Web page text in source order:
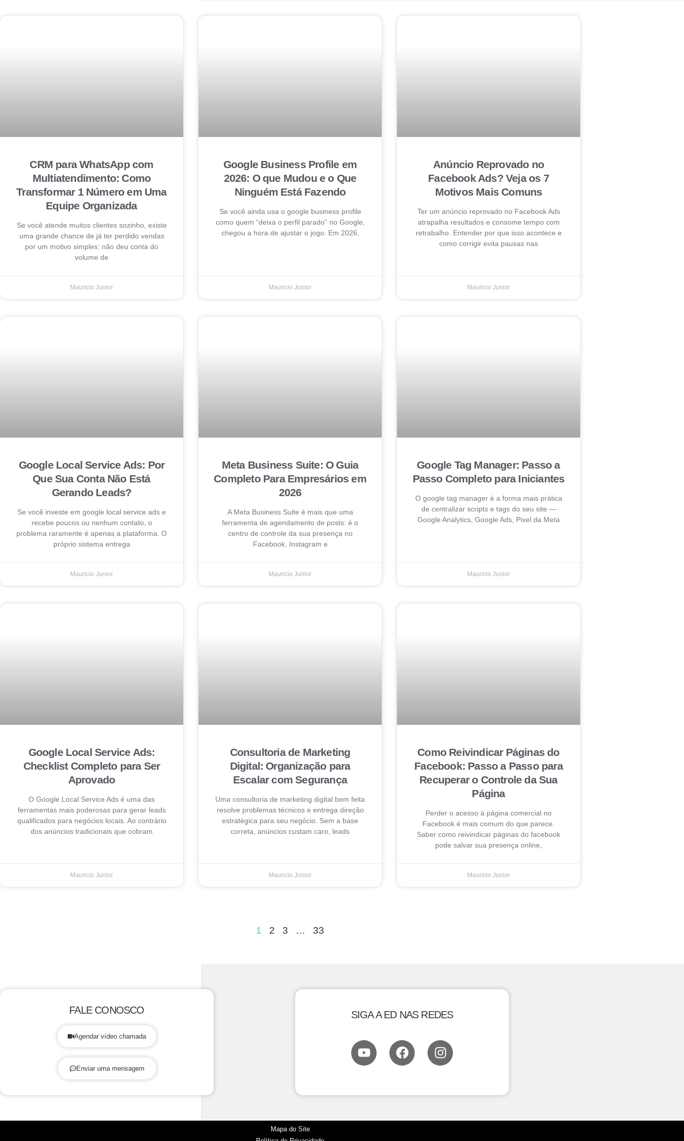
CRM para WhatsApp com
Multiatendimento: Como
Transformar 1 Número em Uma
Equipe Organizada
Se você atende muitos clientes sozinho, existe
uma grande chance de já ter perdido vendas
por um motivo simples: não deu conta do
volume de
Mauricio Junior
Google Business Profile em
2026: O que Mudou e o Que
Ninguém Está Fazendo
Se você ainda usa o google business profile
como quem “deixa o perfil parado” no Google,
chegou a hora de ajustar o jogo. Em 2026,
Mauricio Junior
Anúncio Reprovado no
Facebook Ads? Veja os 7
Motivos Mais Comuns
Ter um anúncio reprovado no Facebook Ads
atrapalha resultados e consome tempo com
retrabalho. Entender por que isso acontece e
como corrigir evita pausas nas
Mauricio Junior
Google Local Service Ads: Por
Que Sua Conta Não Está
Gerando Leads?
Se você investe em google local service ads e
recebe poucos ou nenhum contato, o
problema raramente é apenas a plataforma. O
próprio sistema entrega
Mauricio Junior
Meta Business Suite: O Guia
Completo Para Empresários em
2026
A Meta Business Suite é mais que uma
ferramenta de agendamento de posts: é o
centro de controle da sua presença no
Facebook, Instagram e
Mauricio Junior
Google Tag Manager: Passo a
Passo Completo para Iniciantes
O google tag manager é a forma mais prática
de centralizar scripts e tags do seu site —
Google Analytics, Google Ads, Pixel da Meta
Mauricio Junior
Google Local Service Ads:
Checklist Completo para Ser
Aprovado
O Google Local Service Ads é uma das
ferramentas mais poderosas para gerar leads
qualificados para negócios locais. Ao contrário
dos anúncios tradicionais que cobram
Mauricio Junior
Consultoria de Marketing
Digital: Organização para
Escalar com Segurança
Uma consultoria de marketing digital bem feita
resolve problemas técnicos e entrega direção
estratégica para seu negócio. Sem a base
correta, anúncios custam caro, leads
Mauricio Junior
Como Reivindicar Páginas do
Facebook: Passo a Passo para
Recuperar o Controle da Sua
Página
Perder o acesso à página comercial no
Facebook é mais comum do que parece.
Saber como reivindicar páginas do facebook
pode salvar sua presença online,
Mauricio Junior
1 2 3 … 33
FALE CONOSCO
Agendar vídeo chamada
Enviar uma mensagem
SIGA A ED NAS REDES
Mapa do Site